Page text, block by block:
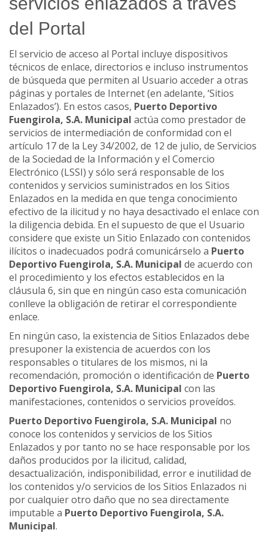
del Portal
El servicio de acceso al Portal incluye dispositivos
técnicos de enlace, directorios e incluso instrumentos
de búsqueda que permiten al Usuario acceder a otras
páginas y portales de Internet (en adelante, ‘Sitios
Enlazados’). En estos casos, Puerto Deportivo
Fuengirola, S.A. Municipal actúa como prestador de
servicios de intermediación de conformidad con el
artículo 17 de la Ley 34/2002, de 12 de julio, de Servicios
de la Sociedad de la Información y el Comercio
Electrónico (LSSI) y sólo será responsable de los
contenidos y servicios suministrados en los Sitios
Enlazados en la medida en que tenga conocimiento
efectivo de la ilicitud y no haya desactivado el enlace con
la diligencia debida. En el supuesto de que el Usuario
considere que existe un Sitio Enlazado con contenidos
ilícitos o inadecuados podrá comunicárselo a Puerto
Deportivo Fuengirola, S.A. Municipal de acuerdo con
el procedimiento y los efectos establecidos en la
cláusula 6, sin que en ningún caso esta comunicación
conlleve la obligación de retirar el correspondiente
enlace.
En ningún caso, la existencia de Sitios Enlazados debe
presuponer la existencia de acuerdos con los
responsables o titulares de los mismos, ni la
recomendación, promoción o identificación de Puerto
Deportivo Fuengirola, S.A. Municipal con las
manifestaciones, contenidos o servicios proveídos.
Puerto Deportivo Fuengirola, S.A. Municipal no
conoce los contenidos y servicios de los Sitios
Enlazados y por tanto no se hace responsable por los
daños producidos por la ilicitud, calidad,
desactualización, indisponibilidad, error e inutilidad de
los contenidos y/o servicios de los Sitios Enlazados ni
por cualquier otro daño que no sea directamente
imputable a Puerto Deportivo Fuengirola, S.A.
Municipal.